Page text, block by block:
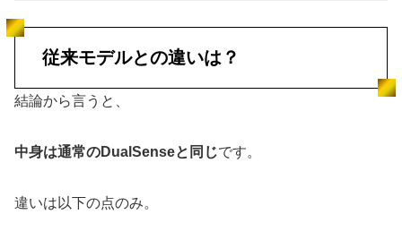
従来モデルとの違いは？
結論から言うと、
中身は通常のDualSenseと同じです。
違いは以下の点のみ。